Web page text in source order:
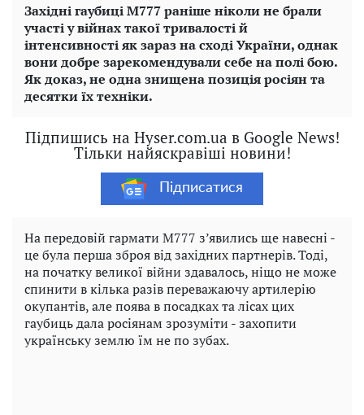
Західні гаубиці M777 раніше ніколи не брали
участі у війнах такої тривалості й
інтенсивності як зараз на сході України, однак
вони добре зарекомендували себе на полі бою.
Як доказ, не одна знищена позиція росіян та
десятки їх техніки.
Підпишись на Hyser.com.ua в Google News!
Тільки найяскравіші новини!
Підписатися
На передовій гармати М777 з’явились ще навесні -
це була перша зброя від західних партнерів. Тоді,
на початку великої війни здавалось, ніщо не може
спинити в кілька разів переважаючу артилерію
окупантів, але поява в посадках та лісах цих
гаубиць дала росіянам зрозуміти - захопити
українську землю їм не по зубах.